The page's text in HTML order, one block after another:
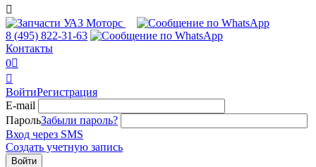

8 (495) 822-31-63
Контакты
0

ВойтиРегистрация
E-mail
ПарольЗабыли пароль?
Вход через SMS
Создать учетную запись
Войти